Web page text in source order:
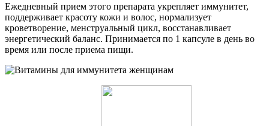
Ежедневный прием этого препарата укрепляет иммунитет,
поддерживает красоту кожи и волос, нормализует
кроветворение, менструальный цикл, восстанавливает
энергетический баланс. Принимается по 1 капсуле в день во
время или после приема пищи.